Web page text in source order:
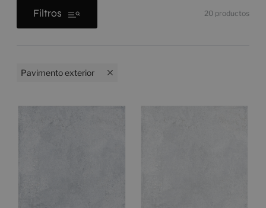
Filtros 20 productos
Pavimento exterior